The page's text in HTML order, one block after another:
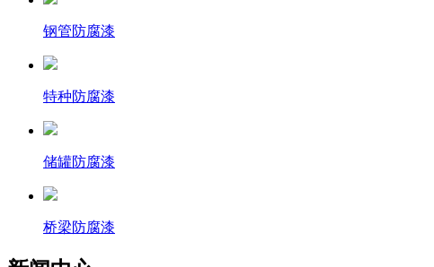
钢管防腐漆
特种防腐漆
储罐防腐漆
桥梁防腐漆